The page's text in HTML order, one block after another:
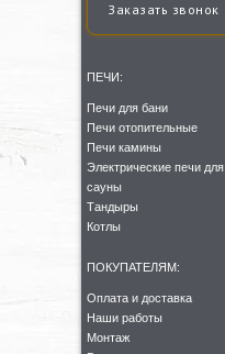
Заказать звонок
ПЕЧИ:
ПОКУПАТЕЛЯМ:
Оплата и доставка
Наши работы
Монтаж
Печи для бани
Печи отопительные
Печи камины
Электрические печи для
сауны
Тандыры
Котлы